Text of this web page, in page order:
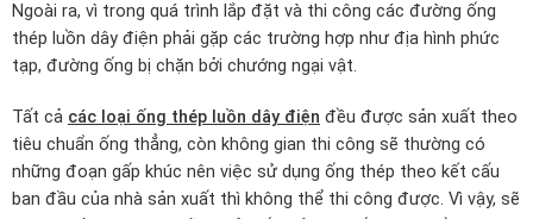
Ngoài ra, vì trong quá trình lắp đặt và thi công các đường ống
thép luồn dây điện phải gặp các trường hợp như địa hình phức
tạp, đường ống bị chặn bởi chướng ngại vật.
Tất cả các loại ống thép luồn dây điện đều được sản xuất theo
tiêu chuẩn ống thẳng, còn không gian thi công sẽ thường có
những đoạn gấp khúc nên việc sử dụng ống thép theo kết cấu
ban đầu của nhà sản xuất thì không thể thi công được. Vì vậy, sẽ